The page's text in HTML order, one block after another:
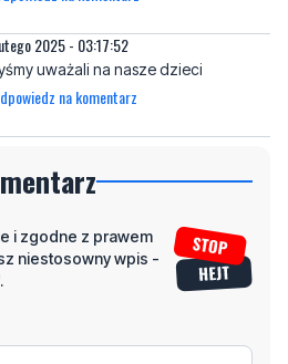
niestosowny wpis -